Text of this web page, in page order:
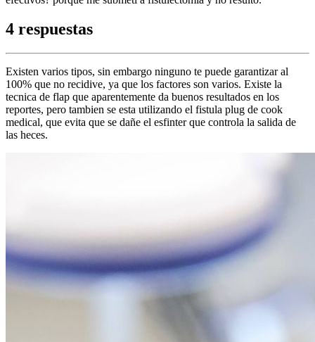
4 respuestas
Existen varios tipos, sin embargo ninguno te puede garantizar al
100% que no recidive, ya que los factores son varios. Existe la
tecnica de flap que aparentemente da buenos resultados en los
reportes, pero tambien se esta utilizando el fistula plug de cook
medical, que evita que se dañe el esfinter que controla la salida de
las heces.